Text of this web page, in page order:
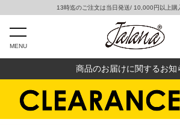
13時迄のご注文は当日発送/ 10,000円以上購
MENU
商品のお届けに関するお知